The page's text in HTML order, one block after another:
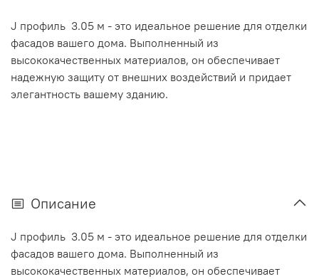
J профиль 3.05 м - это идеальное решение для отделки
фасадов вашего дома. Выполненный из
высококачественных материалов, он обеспечивает
надежную защиту от внешних воздействий и придает
элегантность вашему зданию.
Описание
J профиль 3.05 м - это идеальное решение для отделки
фасадов вашего дома. Выполненный из
высококачественных материалов, он обеспечивает